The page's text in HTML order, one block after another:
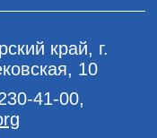
край, г.
10
41-00,